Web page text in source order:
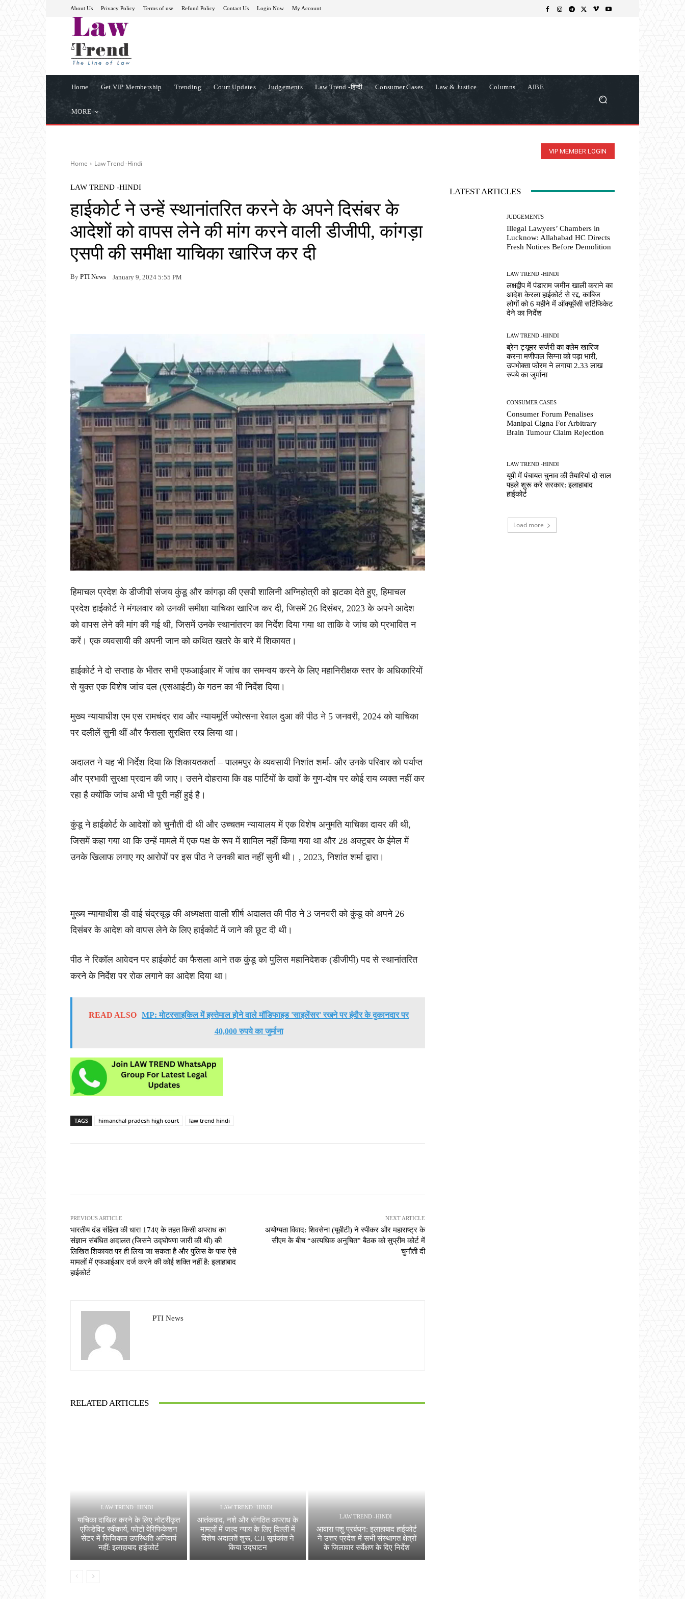
About Us Privacy Policy Terms of use Refund Policy Contact Us Login Now My Account
Home Get VIP Membership Trending Court Updates Judgements Law Trend -हिन्दी Consumer Cases Law & Justice Columns AIBE
MORE
VIP MEMBER LOGIN
Home Law Trend -Hindi
LAW TREND -HINDI
हाईकोर्ट ने उन्हें स्थानांतरित करने के अपने दिसंबर के
आदेशों को वापस लेने की मांग करने वाली डीजीपी, कांगड़ा
एसपी की समीक्षा याचिका खारिज कर दी
By PTI News January 9, 2024 5:55 PM
हिमाचल प्रदेश के डीजीपी संजय कुंडू और कांगड़ा की एसपी शालिनी अग्निहोत्री को झटका देते हुए, हिमाचल
प्रदेश हाईकोर्ट ने मंगलवार को उनकी समीक्षा याचिका खारिज कर दी, जिसमें 26 दिसंबर, 2023 के अपने आदेश
को वापस लेने की मांग की गई थी, जिसमें उनके स्थानांतरण का निर्देश दिया गया था ताकि वे जांच को प्रभावित न
करें। एक व्यवसायी की अपनी जान को कथित खतरे के बारे में शिकायत।
हाईकोर्ट ने दो सप्ताह के भीतर सभी एफआईआर में जांच का समन्वय करने के लिए महानिरीक्षक स्तर के अधिकारियों
से युक्त एक विशेष जांच दल (एसआईटी) के गठन का भी निर्देश दिया।
मुख्य न्यायाधीश एम एस रामचंद्र राव और न्यायमूर्ति ज्योत्सना रेवाल दुआ की पीठ ने 5 जनवरी, 2024 को याचिका
पर दलीलें सुनी थीं और फैसला सुरक्षित रख लिया था।
अदालत ने यह भी निर्देश दिया कि शिकायतकर्ता – पालमपुर के व्यवसायी निशांत शर्मा- और उनके परिवार को पर्याप्त
और प्रभावी सुरक्षा प्रदान की जाए। उसने दोहराया कि वह पार्टियों के दावों के गुण-दोष पर कोई राय व्यक्त नहीं कर
रहा है क्योंकि जांच अभी भी पूरी नहीं हुई है।
कुंडू ने हाईकोर्ट के आदेशों को चुनौती दी थी और उच्चतम न्यायालय में एक विशेष अनुमति याचिका दायर की थी,
जिसमें कहा गया था कि उन्हें मामले में एक पक्ष के रूप में शामिल नहीं किया गया था और 28 अक्टूबर के ईमेल में
उनके खिलाफ लगाए गए आरोपों पर इस पीठ ने उनकी बात नहीं सुनी थी। , 2023, निशांत शर्मा द्वारा।
मुख्य न्यायाधीश डी वाई चंद्रचूड़ की अध्यक्षता वाली शीर्ष अदालत की पीठ ने 3 जनवरी को कुंडू को अपने 26
दिसंबर के आदेश को वापस लेने के लिए हाईकोर्ट में जाने की छूट दी थी।
पीठ ने रिकॉल आवेदन पर हाईकोर्ट का फैसला आने तक कुंडू को पुलिस महानिदेशक (डीजीपी) पद से स्थानांतरित
करने के निर्देश पर रोक लगाने का आदेश दिया था।
READ ALSO MP: मोटरसाइकिल में इस्तेमाल होने वाले मॉडिफाइड 'साइलेंसर' रखने पर इंदौर के दुकानदार पर
40,000 रुपये का जुर्माना
TAGS himanchal pradesh high court law trend hindi
PREVIOUS ARTICLE
भारतीय दंड संहिता की धारा 174ए के तहत किसी अपराध का
संज्ञान संबंधित अदालत (जिसने उद्घोषणा जारी की थी) की
लिखित शिकायत पर ही लिया जा सकता है और पुलिस के पास ऐसे
मामलों में एफआईआर दर्ज करने की कोई शक्ति नहीं है: इलाहाबाद
हाईकोर्ट
NEXT ARTICLE
अयोग्यता विवाद: शिवसेना (यूबीटी) ने स्पीकर और महाराष्ट्र के
सीएम के बीच “अत्यधिक अनुचित” बैठक को सुप्रीम कोर्ट में
चुनौती दी
PTI News
RELATED ARTICLES
LAW TREND -HINDI
याचिका दाखिल करने के लिए नोटरीकृत
एफिडेविट स्वीकार्य, फोटो वेरिफिकेशन
सेंटर में फिजिकल उपस्थिति अनिवार्य
नहीं: इलाहाबाद हाईकोर्ट
LAW TREND -HINDI
आतंकवाद, नशे और संगठित अपराध के
मामलों में जल्द न्याय के लिए दिल्ली में
विशेष अदालतें शुरू, CJI सूर्यकांत ने
किया उद्घाटन
LAW TREND -HINDI
आवारा पशु प्रबंधन: इलाहाबाद हाईकोर्ट
ने उत्तर प्रदेश में सभी संस्थागत क्षेत्रों
के जिलावार सर्वेक्षण के दिए निर्देश
LATEST ARTICLES
JUDGEMENTS
Illegal Lawyers’ Chambers in
Lucknow: Allahabad HC Directs
Fresh Notices Before Demolition
LAW TREND -HINDI
लक्षद्वीप में पंडाराम जमीन खाली कराने का
आदेश केरला हाईकोर्ट से रद्द, काबिज
लोगों को 6 महीने में ऑक्यूपेंसी सर्टिफिकेट
देने का निर्देश
LAW TREND -HINDI
ब्रेन ट्यूमर सर्जरी का क्लेम खारिज
करना मणीपाल सिग्ना को पड़ा भारी,
उपभोक्ता फोरम ने लगाया 2.33 लाख
रुपये का जुर्माना
CONSUMER CASES
Consumer Forum Penalises
Manipal Cigna For Arbitrary
Brain Tumour Claim Rejection
LAW TREND -HINDI
यूपी में पंचायत चुनाव की तैयारियां दो साल
पहले शुरू करे सरकार: इलाहाबाद
हाईकोर्ट
Load more